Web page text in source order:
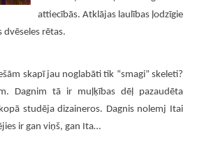
attiecībās. Atklājas laulības ļodzīgie
rētas.
skapī jau noglabāti tik “smagi” skeleti?
Dagnim tā ir muļķības dēļ pazaudēta
studēja dizaineros. Dagnis nolemj Itai
ir gan viņš, gan Ita…